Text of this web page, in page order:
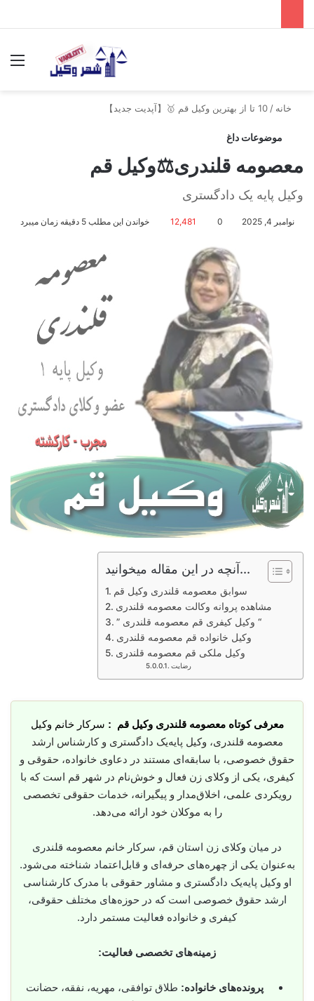
خانه / 10 تا از بهترین وکیل قم 🥇【آپدیت جدید】
موضوعات داغ
معصومه قلندری⚖️وکیل قم
وکیل پایه یک دادگستری
نوامبر 4, 2025 0
12,481 خواندن این مطلب 5 دقیقه زمان میبرد
آنچه در این مقاله میخوانید...
سوابق معصومه قلندری وکیل قم
مشاهده پروانه وکالت معصومه قلندری
” وکیل کیفری قم معصومه قلندری “
وکیل خانواده قم معصومه قلندری
وکیل ملکی قم معصومه قلندری
رضایت
معرفی کوتاه معصومه قلندری وکیل قم : سرکار خانم وکیل
معصومه قلندری، وکیل پایه‌یک دادگستری و کارشناس ارشد
حقوق خصوصی، با سابقه‌ای مستند در دعاوی خانواده، حقوقی و
کیفری، یکی از وکلای زن فعال و خوش‌نام در شهر قم است که با
رویکردی علمی، اخلاق‌مدار و پیگیرانه، خدمات حقوقی تخصصی
را به موکلان خود ارائه می‌دهد.
در میان وکلای زن استان قم، سرکار خانم معصومه قلندری
به‌عنوان یکی از چهره‌های حرفه‌ای و قابل‌اعتماد شناخته می‌شود.
او وکیل پایه‌یک دادگستری و مشاور حقوقی با مدرک کارشناسی
ارشد حقوق خصوصی است که در حوزه‌های مختلف حقوقی،
کیفری و خانواده فعالیت مستمر دارد.
زمینه‌های تخصصی فعالیت:
پرونده‌های خانواده: طلاق توافقی، مهریه، نفقه، حضانت